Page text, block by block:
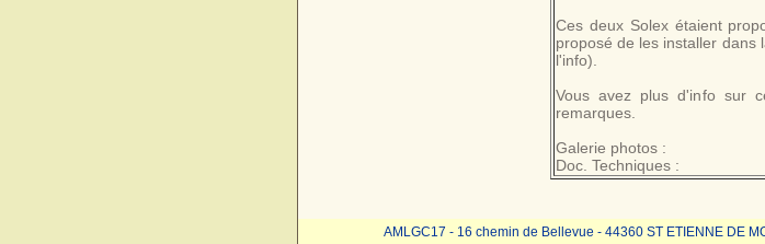
Ces deux Solex étaient
proposé de les installer dans
l'info).
Vous avez plus d'info sur
remarques.
Galerie photos :
Doc. Techniques :
AMLGC17 - 16 chemin de Bellevue - 44360 ST ETIENNE DE